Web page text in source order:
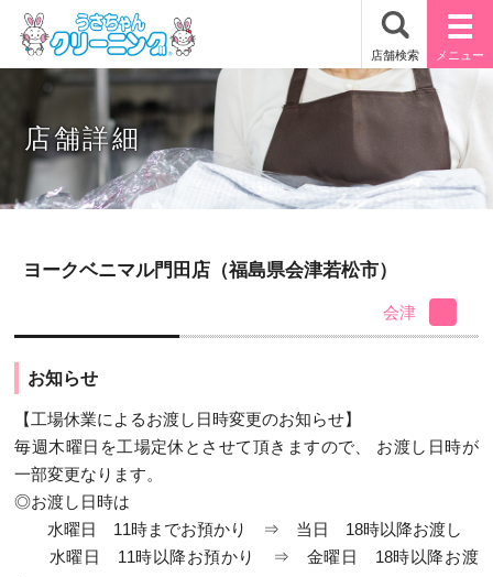
店舗詳細
ヨークベニマル門田店（福島県会津若松市）
会津
お知らせ
【工場休業によるお渡し日時変更のお知らせ】
毎週木曜日を工場定休とさせて頂きますので、 お渡し日時が
一部変更なります。
◎お渡し日時は
水曜日 11時までお預かり ⇒ 当日 18時以降お渡し
水曜日 11時以降お預かり ⇒ 金曜日 18時以降お渡